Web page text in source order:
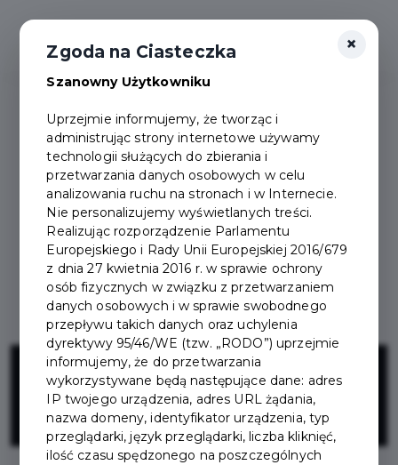
Montaż wiat
przystankowych
×
Zgoda na Ciasteczka
Szanowny Użytkowniku
Uprzejmie informujemy, że tworząc i
administrując strony internetowe używamy
technologii służących do zbierania i
przetwarzania danych osobowych w celu
analizowania ruchu na stronach i w Internecie.
Nie personalizujemy wyświetlanych treści.
Realizując rozporządzenie Parlamentu
Europejskiego i Rady Unii Europejskiej 2016/679
z dnia 27 kwietnia 2016 r. w sprawie ochrony
osób fizycznych w związku z przetwarzaniem
danych osobowych i w sprawie swobodnego
przepływu takich danych oraz uchylenia
dyrektywy 95/46/WE (tzw. „RODO”) uprzejmie
informujemy, że do przetwarzania
wykorzystywane będą następujące dane: adres
IP twojego urządzenia, adres URL żądania,
nazwa domeny, identyfikator urządzenia, typ
przeglądarki, język przeglądarki, liczba kliknięć,
ilość czasu spędzonego na poszczególnych